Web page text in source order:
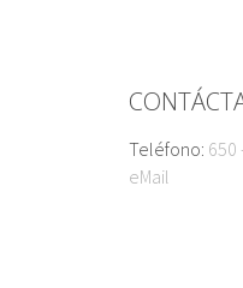
Teléfono: 650
eMail